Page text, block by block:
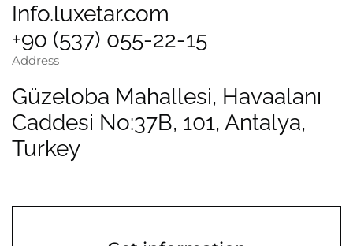
Info.luxetar.com
+90 (537) 055-22-15
Address
Güzeloba Mahallesi, Havaalanı
Caddesi No:37B, 101, Antalya,
Turkey